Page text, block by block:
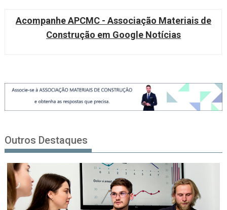
Acompanhe APCMC - Associação Materiais de
Construção em Google Notícias
Outros Destaques